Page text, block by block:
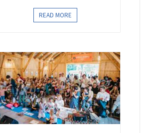
READ MORE